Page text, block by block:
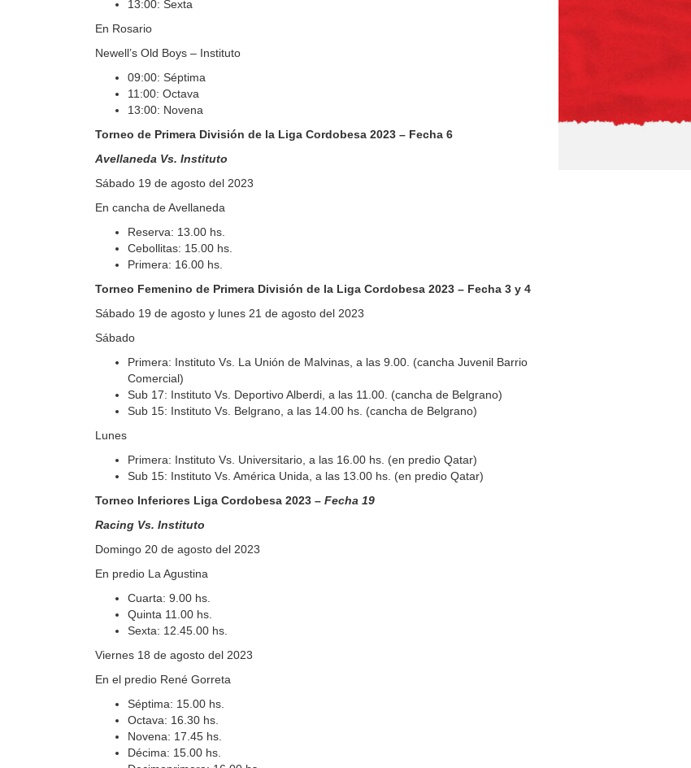
13:00: Sexta
En Rosario
Newell’s Old Boys – Instituto
09:00: Séptima
11:00: Octava
13:00: Novena
Torneo de Primera División de la Liga Cordobesa 2023 – Fecha 6
Avellaneda Vs. Instituto
Sábado 19 de agosto del 2023
En cancha de Avellaneda
Reserva: 13.00 hs.
Cebollitas: 15.00 hs.
Primera: 16.00 hs.
Torneo Femenino de Primera División de la Liga Cordobesa 2023 – Fecha 3 y 4
Sábado 19 de agosto y lunes 21 de agosto del 2023
Sábado
Primera: Instituto Vs. La Unión de Malvinas, a las 9.00. (cancha Juvenil Barrio
Comercial)
Sub 17: Instituto Vs. Deportivo Alberdi, a las 11.00. (cancha de Belgrano)
Sub 15: Instituto Vs. Belgrano, a las 14.00 hs. (cancha de Belgrano)
Lunes
Primera: Instituto Vs. Universitario, a las 16.00 hs. (en predio Qatar)
Sub 15: Instituto Vs. América Unida, a las 13.00 hs. (en predio Qatar)
Torneo Inferiores Liga Cordobesa 2023 – Fecha 19
Racing Vs. Instituto
Domingo 20 de agosto del 2023
En predio La Agustina
Cuarta: 9.00 hs.
Quinta 11.00 hs.
Sexta: 12.45.00 hs.
Viernes 18 de agosto del 2023
En el predio René Gorreta
Séptima: 15.00 hs.
Octava: 16.30 hs.
Novena: 17.45 hs.
Décima: 15.00 hs.